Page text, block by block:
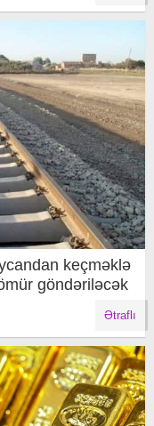
keçməklə
göndəriləcək
Ətraflı